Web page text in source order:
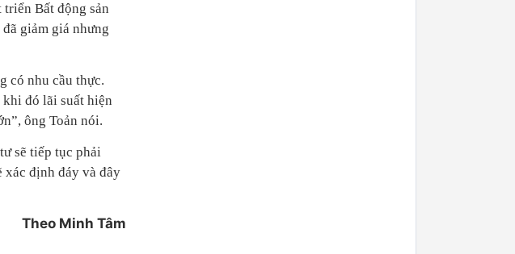
triển Bất động sản
giảm giá nhưng
có nhu cầu thực.
đó lãi suất hiện
ông Toản nói.
sẽ tiếp tục phải
xác định đáy và đây
Theo Minh Tâm